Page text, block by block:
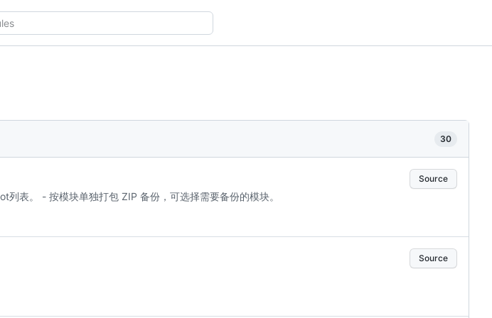
30
表。 - 按模块单独打包 ZIP 备份，可选择需要备份的模块。
Source
Source